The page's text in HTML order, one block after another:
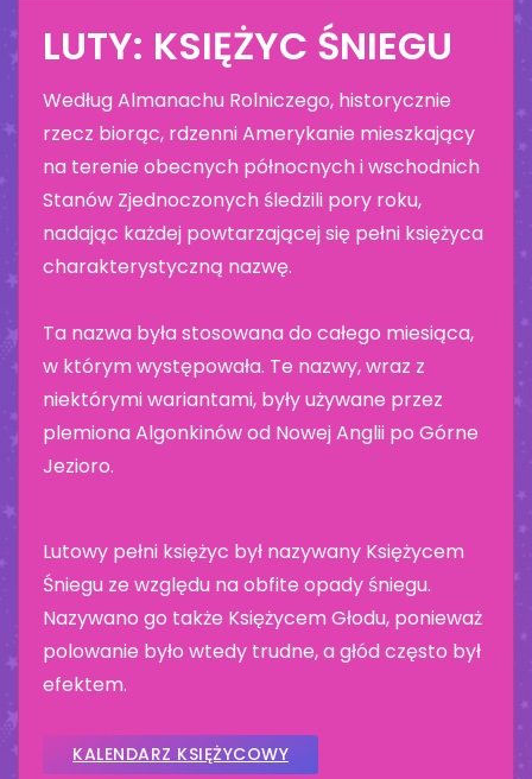
LUTY: KSIĘŻYC ŚNIEGU
Według Almanachu Rolniczego, historycznie
rzecz biorąc, rdzenni Amerykanie mieszkający
na terenie obecnych północnych i wschodnich
Stanów Zjednoczonych śledzili pory roku,
nadając każdej powtarzającej się pełni księżyca
charakterystyczną nazwę.
Ta nazwa była stosowana do całego miesiąca,
w którym występowała. Te nazwy, wraz z
niektórymi wariantami, były używane przez
plemiona Algonkinów od Nowej Anglii po Górne
Jezioro.
Lutowy pełni księżyc był nazywany Księżycem
Śniegu ze względu na obfite opady śniegu.
Nazywano go także Księżycem Głodu, ponieważ
polowanie było wtedy trudne, a głód często był
efektem.
KALENDARZ KSIĘŻYCOWY